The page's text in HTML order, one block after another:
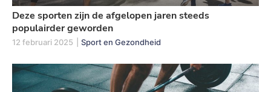
Deze sporten zijn de afgelopen jaren steeds
populairder geworden
12 februari 2025 Sport en Gezondheid